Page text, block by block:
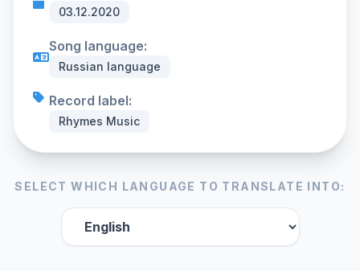
03.12.2020
Song language:
Russian language
Record label:
Rhymes Music
SELECT WHICH LANGUAGE TO TRANSLATE INTO: